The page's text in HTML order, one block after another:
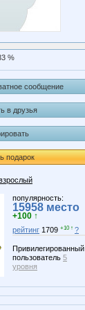
%
сообщение
в друзья
подарок
популярность:
15958 место
+100 ↑
рейтинг 1709 +10 ↑ ?
Привилегированный
пользователь 5
уровня